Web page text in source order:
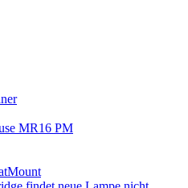
MR16 PM